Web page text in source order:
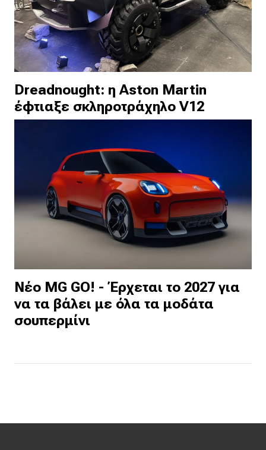
Dreadnought: η Aston Martin
έφτιαξε σκληροτράχηλο V12
Νέο MG GO! - Έρχεται το 2027 για
να τα βάλει με όλα τα μοδάτα
σουπερμίνι